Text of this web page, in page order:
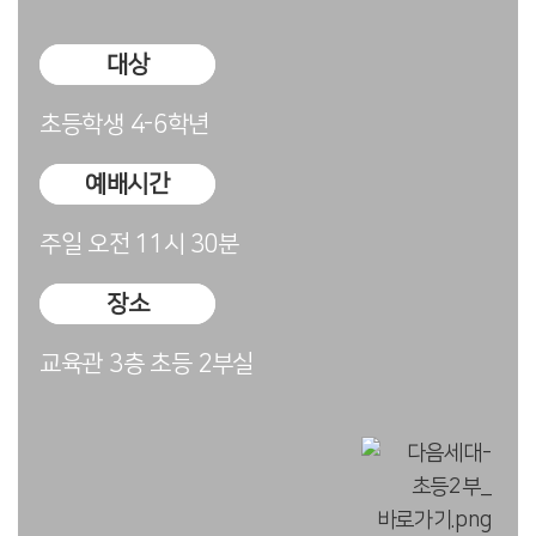
대상
초등학생 4-6학년
예배시간
주일 오전 11시 30분
장소
교육관 3층 초등 2부실